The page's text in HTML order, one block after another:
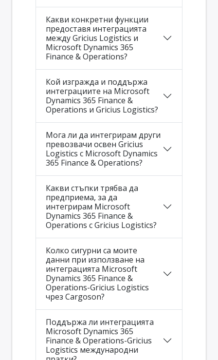
Какви конкретни функции
предоставя интеграцията
между Gricius Logistics и
Microsoft Dynamics 365
Finance & Operations?
Кой изгражда и поддържа
интеграциите на Microsoft
Dynamics 365 Finance &
Operations и Gricius Logistics?
Мога ли да интегрирам други
превозвачи освен Gricius
Logistics с Microsoft Dynamics
365 Finance & Operations?
Какви стъпки трябва да
предприема, за да
интегрирам Microsoft
Dynamics 365 Finance &
Operations с Gricius Logistics?
Колко сигурни са моите
данни при използване на
интеграцията Microsoft
Dynamics 365 Finance &
Operations-Gricius Logistics
чрез Cargoson?
Поддържа ли интеграцията
Microsoft Dynamics 365
Finance & Operations-Gricius
Logistics международни